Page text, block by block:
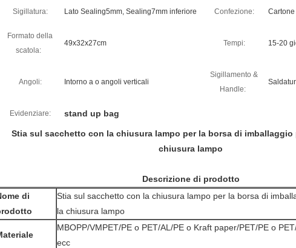
Sigillatura: Lato Sealing5mm, Sealing7mm inferiore Confezione:
Formato della
scatola:
49x32x27cm Tempi: 15-20
Angoli: Intorno a o angoli verticali
Sigillamento &
Handle:
Evidenziare: stand up bag
Stia sul sacchetto con la chiusura lampo per la borsa di imballaggio
chiusura lampo
Descrizione di prodotto
di
Stia sul sacchetto con la chiusura lampo per la borsa di
la chiusura lampo
MBOPP/VMPET/PE o PET/AL/PE o Kraft paper/PET/PE o
ecc